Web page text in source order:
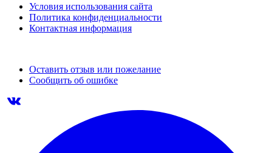
Условия использования сайта
Политика конфиденциальности
Контактная информация
Оставить отзыв или пожелание
Сообщить об ошибке